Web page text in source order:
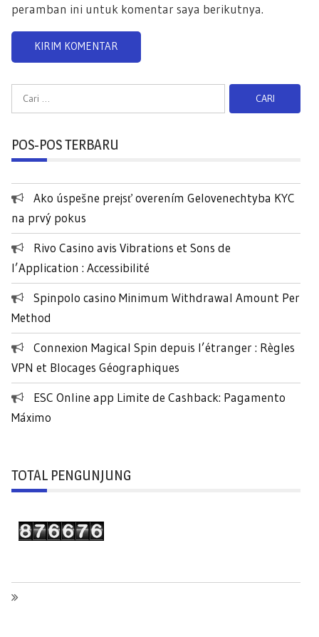
peramban ini untuk komentar saya berikutnya.
a
n
t
u
k
:
POS-POS TERBARU
Ako úspešne prejsť overením Gelovenechtyba KYC
na prvý pokus
Rivo Casino avis Vibrations et Sons de
l’Application : Accessibilité
Spinpolo casino Minimum Withdrawal Amount Per
Method
Connexion Magical Spin depuis l’étranger : Règles
VPN et Blocages Géographiques
ESC Online app Limite de Cashback: Pagamento
Máximo
TOTAL PENGUNJUNG